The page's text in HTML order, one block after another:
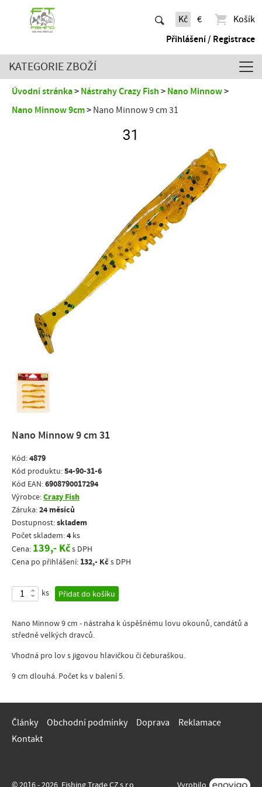
Kč €
Košík
Přihlášení / Registrace
KATEGORIE ZBOŽÍ
Úvodní stránka Nástrahy Crazy Fish
Nano Minnow
Nano Minnow 9cm
Nano Minnow 9 cm 31
Nano Minnow 9 cm 31
Kód:4879
Kód produktu:54-90-31-6
Kód EAN:6908790017294
Výrobce:Crazy Fish
Záruka:24 měsíců
Dostupnost:skladem
Počet skladem:4 ks
Cena: 139,- Kčs DPH
Cena po přihlášení: 132,- Kč s DPH
ks Přidat do košíku
Nano Minnow 9 cm - nástraha k úspěšnému lovu okounů, candátů a
středně velkých dravců.
Vhodná pro lov s jigovou hlavičkou či čeburaškou.
9 cm dlouhá. Počet ks v balení 5.
Články Obchodní podmínky Doprava
Reklamace
Kontakt
© 2016 - 2026, Fishing Trade CZ s.r.o. Vyrobilo